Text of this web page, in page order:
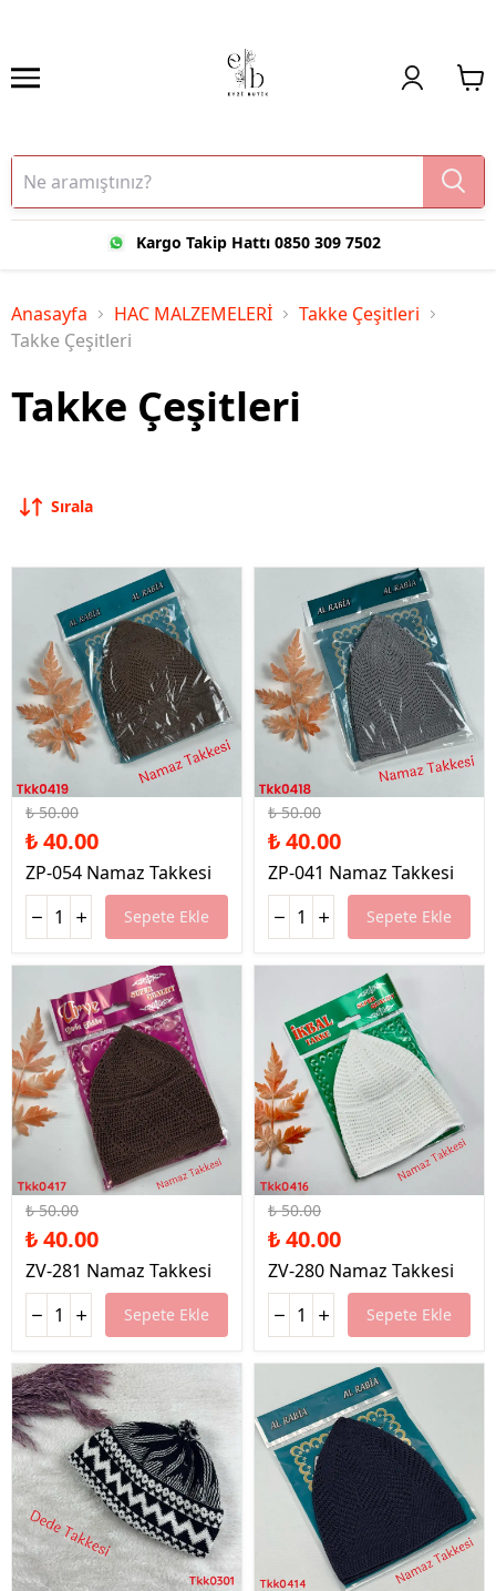
Kargo Takip Hattı 0850 309 7502
Anasayfa HAC MALZEMELERİ
Takke Çeşitleri
Takke Çeşitleri
Takke Çeşitleri
Sırala
%20 İndirim
₺ 50.00
₺ 40.00
ZP-054 Namaz Takkesi
Sepete Ekle
%20 İndirim
₺ 50.00
₺ 40.00
ZP-041 Namaz Takkesi
Sepete Ekle
%20 İndirim
₺ 50.00
₺ 40.00
ZV-281 Namaz Takkesi
Sepete Ekle
%20 İndirim
₺ 50.00
₺ 40.00
ZV-280 Namaz Takkesi
Sepete Ekle
%34 İndirim %20 İndirim